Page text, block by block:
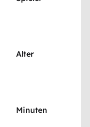
Alter
Minuten